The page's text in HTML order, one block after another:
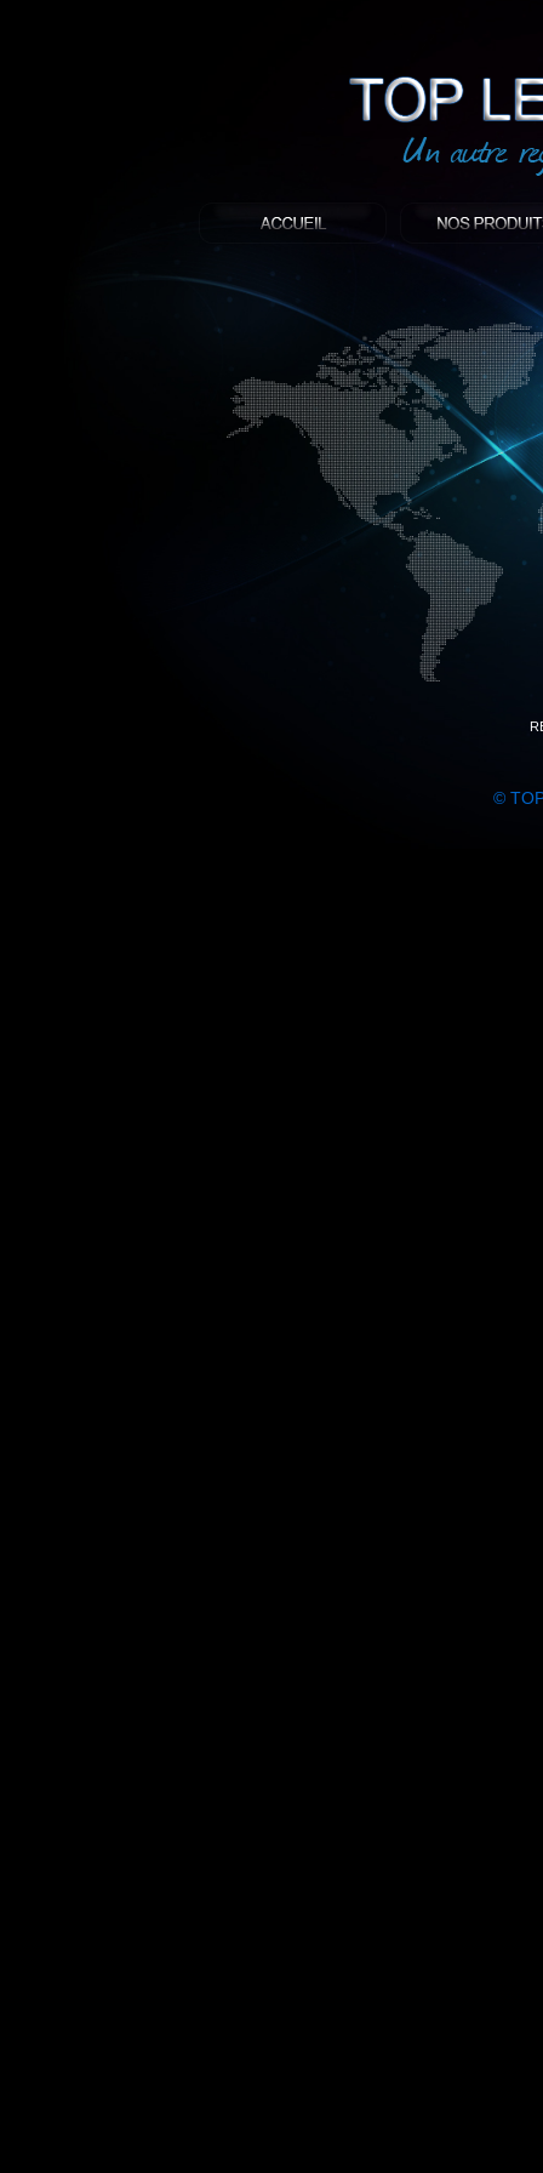
©
: Top led world
Produit décoratif led
Objet publicitaire led
éclairage blanc led
Enseigne publicitaire
Fabriquant et distributeur français
gamme à base de LED.
led, Topledworld, top led world, top
économie énergie, edf, lumière,